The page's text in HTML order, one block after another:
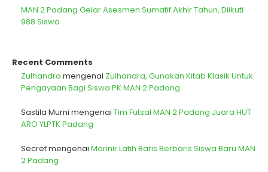
MAN 2 Padang Gelar Asesmen Sumatif Akhir Tahun, Diikuti
988 Siswa
Recent Comments
Zulhandra mengenai Zulhandra, Gunakan Kitab Klasik Untuk
Pengayaan Bagi Siswa PK MAN 2 Padang
Sastila Murni mengenai Tim Futsal MAN 2 Padang Juara HUT
ARO YLPTK Padang
Secretmengenai Marinir Latih Baris Berbaris Siswa Baru MAN
2 Padang